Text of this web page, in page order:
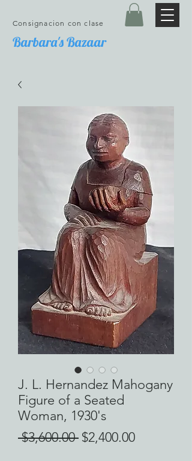
Barbara's Bazaar
Consignacion con clase
J. L. Hernandez Mahogany
Figure of a Seated
Woman, 1930's
$3,600.00 Precio
$2,400.00Precio